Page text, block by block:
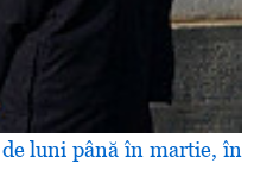
luni până în martie, în